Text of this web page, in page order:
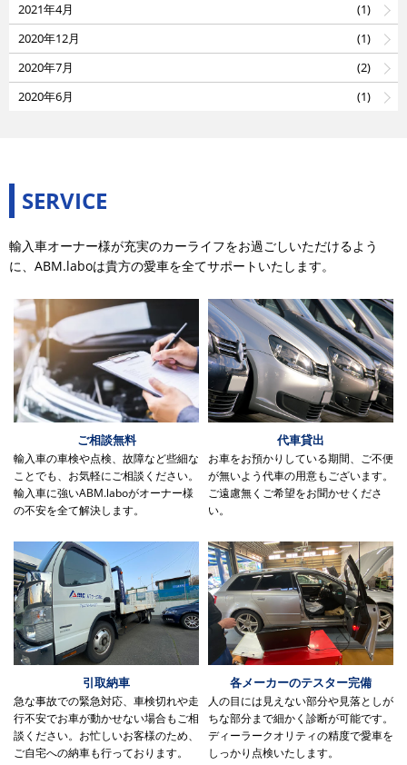
2021年4月
(1)
2020年12月
(1)
2020年7月
(2)
2020年6月
(1)
SERVICE
輸入車オーナー様が充実のカーライフをお過ごしいただけるよう
に、ABM.laboは貴方の愛車を全てサポートいたします。
ご相談無料
輸入車の車検や点検、故障など些細な
ことでも、お気軽にご相談ください。
輸入車に強いABM.laboがオーナー様
の不安を全て解決します。
代車貸出
お車をお預かりしている期間、ご不便
が無いよう代車の用意もございます。
ご遠慮無くご希望をお聞かせくださ
い。
引取納車
急な事故での緊急対応、車検切れや走
行不安でお車が動かせない場合もご相
談ください。お忙しいお客様のため、
ご自宅への納車も行っております。
各メーカーのテスター完備
人の目には見えない部分や見落としが
ちな部分まで細かく診断が可能です。
ディーラークオリティの精度で愛車を
しっかり点検いたします。